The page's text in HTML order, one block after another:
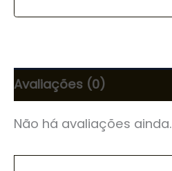
Avaliações (0)
Não há avaliações ainda.